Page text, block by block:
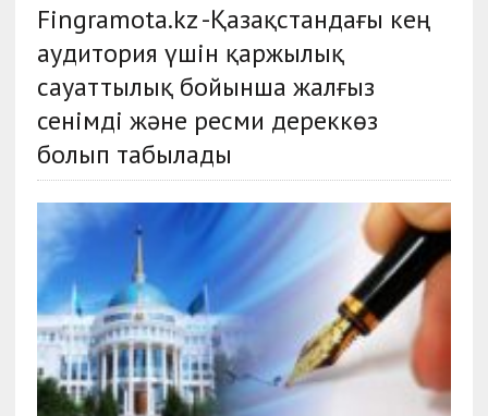
Fingramota.kz -Қазақстандағы кең
аудитория үшін қаржылық
сауаттылық бойынша жалғыз
сенімді және ресми дереккөз
болып табылады